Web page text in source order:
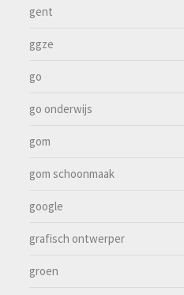
gent
ggze
go
go onderwijs
gom
gom schoonmaak
google
grafisch ontwerper
groen